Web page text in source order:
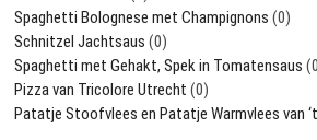
Spaghetti Bolognese met Champignons (0)
Schnitzel Jachtsaus (0)
Spaghetti met Gehakt, Spek in Tomatensaus
Pizza van Tricolore Utrecht (0)
Patatje Stoofvlees en Patatje Warmvlees van